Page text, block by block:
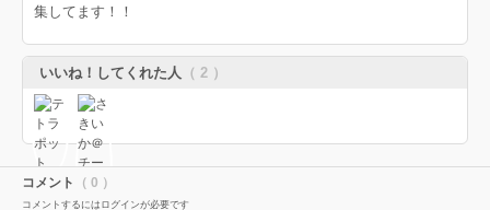
集してます！！
いいね！してくれた人 （ 2 ）
コメント （ 0 ）
コメントするにはログインが必要です